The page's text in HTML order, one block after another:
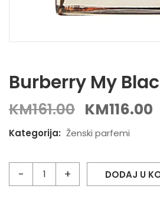
Burberry My
KM161.00 KM116.00
Kategorija: Ženski parfemi
DODAJ U